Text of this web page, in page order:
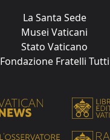
La Santa Sede
Musei Vaticani
Stato Vaticano
Fondazione Fratelli Tutti